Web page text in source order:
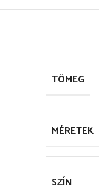
TÖMEG
MÉRETEK
SZÍN